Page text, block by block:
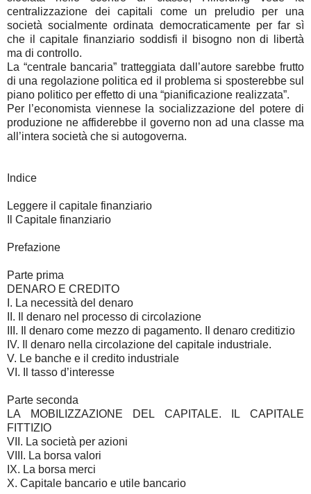
centralizzazione dei capitali come un preludio per una
società socialmente ordinata democraticamente per far sì
che il capitale finanziario soddisfi il bisogno non di libertà
ma di controllo.
La “centrale bancaria” tratteggiata dall’autore sarebbe frutto
di una regolazione politica ed il problema si sposterebbe sul
piano politico per effetto di una “pianificazione realizzata”.
Per l’economista viennese la socializzazione del potere di
produzione ne affiderebbe il governo non ad una classe ma
all’intera società che si autogoverna.
Indice
Leggere il capitale finanziario
Il Capitale finanziario
Prefazione
Parte prima
DENARO E CREDITO
I. La necessità del denaro
II. Il denaro nel processo di circolazione
III. Il denaro come mezzo di pagamento. Il denaro creditizio
IV. Il denaro nella circolazione del capitale industriale.
V. Le banche e il credito industriale
VI. Il tasso d’interesse
Parte seconda
LA MOBILIZZAZIONE DEL CAPITALE. IL CAPITALE
FITTIZIO
VII. La società per azioni
VIII. La borsa valori
IX. La borsa merci
X. Capitale bancario e utile bancario